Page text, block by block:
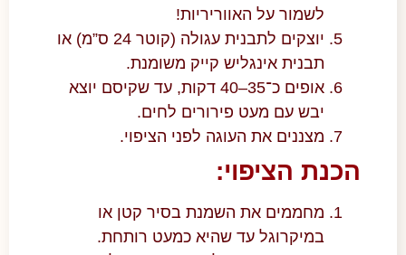
לשמור על האווריריות!
יוצקים לתבנית עגולה (קוטר 24 ס”מ) או
תבנית אינגליש קייק משומנת.
אופים כ־35–40 דקות, עד שקיסם יוצא
יבש עם מעט פירורים לחים.
מצננים את העוגה לפני הציפוי.
הכנת הציפוי:
מחממים את השמנת בסיר קטן או
במיקרוגל עד שהיא כמעט רותחת.